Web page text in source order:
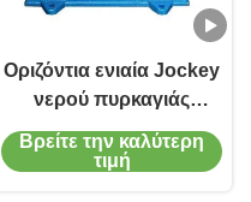
Οριζόντια ενιαία Jockey
νερού πυρκαγιάς
σωληνώσεων
φυγοκεντρικών αντλιών
Βρείτε την καλύτερη
τιμή